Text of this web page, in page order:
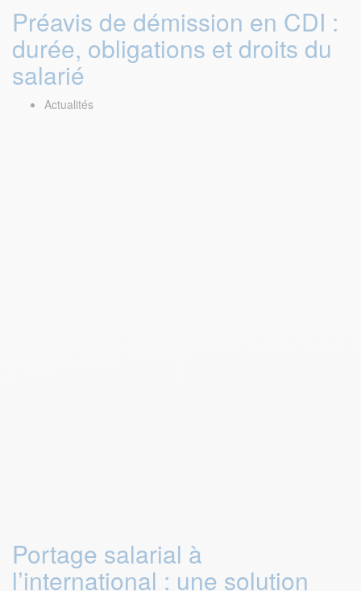
Préavis de démission en CDI :
durée, obligations et droits du
salarié
Actualités
Portage salarial à
l’international : une solution